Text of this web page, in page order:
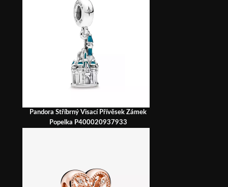
Pandora Stříbrný Visací Přívěsek Zámek
Popelka P400020937933